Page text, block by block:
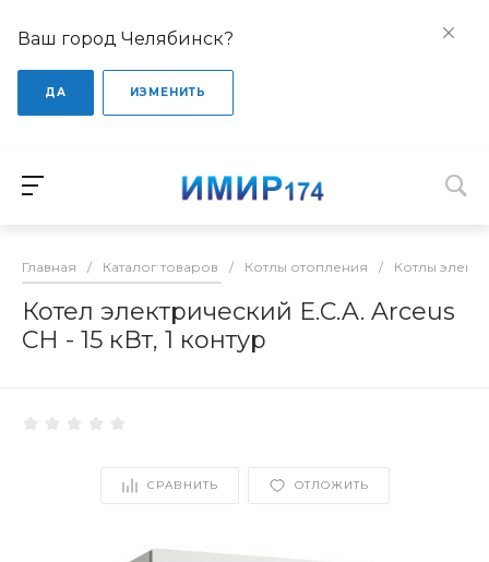
Ваш город Челябинск?
ДА ИЗМЕНИТЬ
Главная / Каталог товаров / Котлы отопления / Котлы
Котел электрический E.C.A. Arceus
CH - 15 кВт, 1 контур
СРАВНИТЬ ОТЛОЖИТЬ